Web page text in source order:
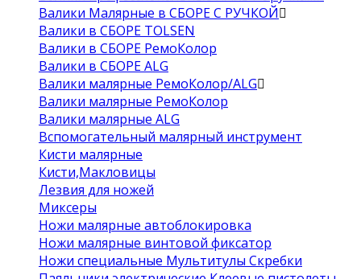
Валики Малярные в СБОРЕ С РУЧКОЙ
Валики в СБОРЕ TOLSEN
Валики в СБОРЕ РемоКолор
Валики в СБОРЕ ALG
Валики малярные РемоКолор/ALG
Валики малярные РемоКолор
Валики малярные ALG
Вспомогательный малярный инструмент
Кисти малярные
Кисти,Макловицы
Лезвия для ножей
Миксеры
Ножи малярные автоблокировка
Ножи малярные винтовой фиксатор
Ножи специальные Мультитулы Скребки